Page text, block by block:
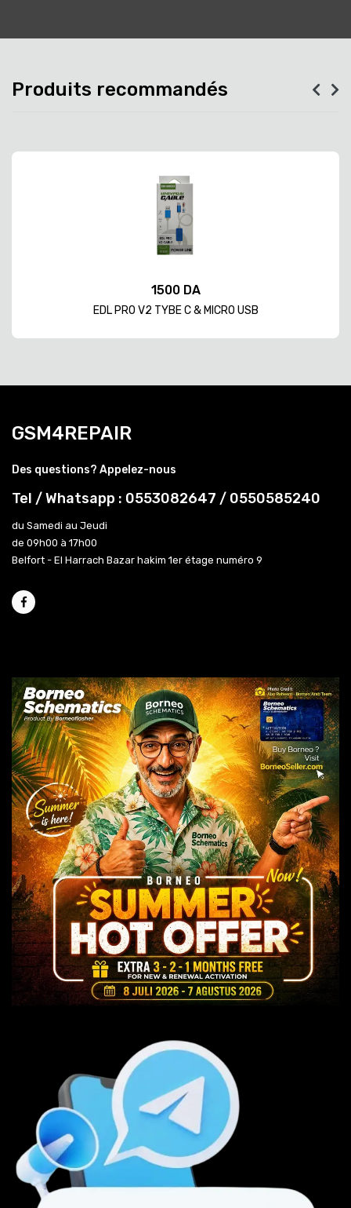
Produits recommandés
1500 DA
EDL PRO V2 TYBE C & MICRO USB
GSM4REPAIR
Des questions? Appelez-nous
Tel / Whatsapp : 0553082647 / 0550585240
du Samedi au Jeudi
de 09h00 à 17h00
Belfort - El Harrach Bazar hakim 1er étage numéro 9